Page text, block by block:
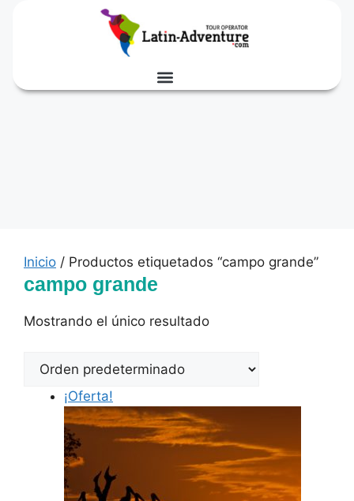
Inicio / Productos etiquetados “campo grande”
campo grande
Mostrando el único resultado
¡Oferta!